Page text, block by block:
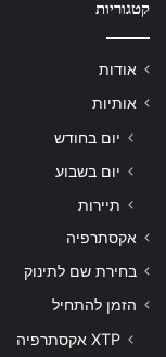
קטגוריות
אודות
אותיות
יום בחודש
יום בשבוע
תיירות
אקסתרפיה
בחירת שם לתינוק
הזמן להתחיל
XTP אקסתרפיה